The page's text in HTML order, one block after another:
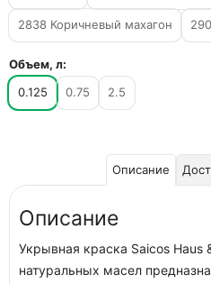
2838 Коричневый махагон
Объем, л:
0.125
0.75 2.5
Описание
Описание
Укрывная краска Saicos Haus
натуральных масел